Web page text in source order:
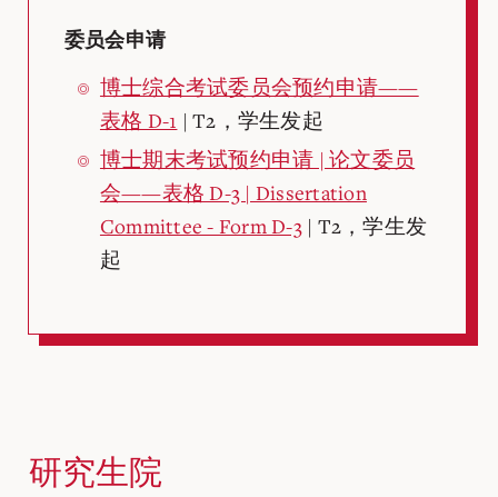
委员会申请
博士综合考试委员会预约申请——
表格 D-1 | T2，学生发起
博士期末考试预约申请 | 论文委员
会——表格 D-3 | Dissertation
Committee - Form D-3| T2，学生发
起
研究生院